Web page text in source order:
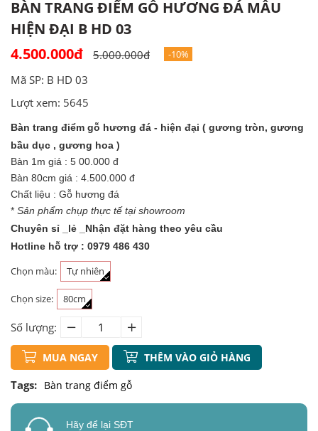
BÀN TRANG ĐIỂM GỖ HƯƠNG ĐÁ MẪU
HIỆN ĐẠI B HD 03
4.500.000đ
5.000.000đ -10%
Mã SP: B HD 03
Lượt xem: 5645
Bàn trang điểm gỗ hương đá - hiện đại ( gương tròn, gương
bầu dục , gương hoa )
Bàn 1m giá : 5 00.000 đ
Bàn 80cm giá : 4.500.000 đ
Chất liệu : Gỗ hương đá
* Sản phẩm chụp thực tế tại showroom
Chuyên sỉ _lẻ _Nhận đặt hàng theo yêu cầu
Hotline hỗ trợ : 0979 486 430
Chọn màu: Tự nhiên
Chọn size: 80cm
Số lượng:
MUA NGAY THÊM VÀO GIỎ HÀNG
Tags: Bàn trang điểm gỗ
Hãy để lại SĐT